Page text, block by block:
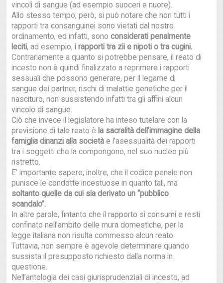
vincoli di sangue (ad esempio suoceri e nuore).
Allo stesso tempo, però, si può notare che non tutti i
rapporti tra consanguinei sono vietati dal nostro
ordinamento, ed infatti, sonoconsiderati penalmente
leciti, ad esempio, i rapporti tra zii e nipoti o tra cugini.
Contrariamente a quanto si potrebbe pensare, il reato di
incesto non è quindi finalizzato a reprimere i rapporti
sessuali che possono generare, per il legame di
sangue dei partner, rischi di malattie genetiche per il
nascituro, non sussistendo infatti tra gli affini alcun
vincolo di sangue.
Ciò che invece il legislatore ha inteso tutelare con la
previsione di tale reato è la sacralità dell’immagine della
famiglia dinanzi alla società e l’asessualità dei rapporti
tra i soggetti che la compongono, nel suo nucleo più
ristretto.
E’ importante sapere, inoltre, che il codice penale non
punisce le condotte incestuose in quanto tali, ma
soltanto quelle da cui sia derivato un “pubblico
scandalo”.
In altre parole, fintanto che il rapporto si consumi e resti
confinato nell’ambito delle mura domestiche, per la
legge italiana non risulta commesso alcun reato.
Tuttavia, non sempre è agevole determinare quando
sussista il presupposto richiesto dalla norma in
questione.
Nell’antologia dei casi giurisprudenziali di incesto, ad